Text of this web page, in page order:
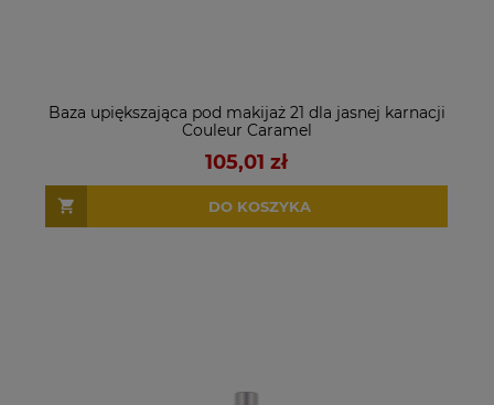
Baza upiększająca pod makijaż 21 dla jasnej karnacji
Couleur Caramel
105,01 zł
DO KOSZYKA